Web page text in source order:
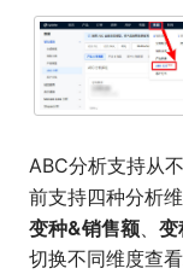
ABC分析支持从
前支持四种分析维
变种&销售额、
切换不同维度查